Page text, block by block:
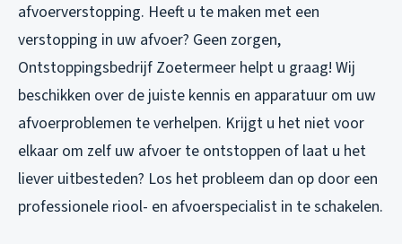
afvoerverstopping. Heeft u te maken met een
verstopping in uw afvoer? Geen zorgen,
Ontstoppingsbedrijf Zoetermeer helpt u graag! Wij
beschikken over de juiste kennis en apparatuur om uw
afvoerproblemen te verhelpen. Krijgt u het niet voor
elkaar om zelf uw afvoer te ontstoppen of laat u het
liever uitbesteden? Los het probleem dan op door een
professionele riool- en afvoerspecialist in te schakelen.